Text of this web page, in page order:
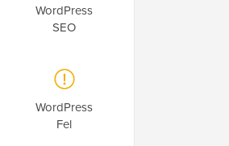
WordPress
SEO
WordPress
Fel